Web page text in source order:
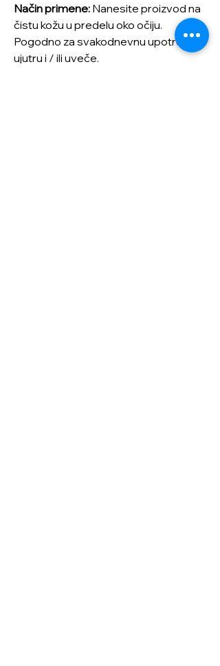
Način primene: Nanesite proizvod na
čistu kožu u predelu oko očiju.
Pogodno za svakodnevnu upotrebu
ujutru i / ili uveče.